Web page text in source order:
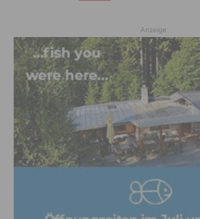
Anzeige